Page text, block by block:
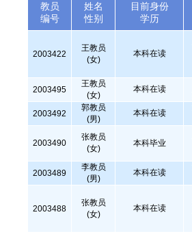
教员
编号
姓名
性别
目前身份
学历
2003422
王教员
(女)
本科在读
2003495
王教员
(女)
本科在读
2003492
郭教员
(男)
本科在读
2003490
张教员
(女)
本科毕业
2003489
李教员
(男)
本科在读
2003488
张教员
(女)
本科在读